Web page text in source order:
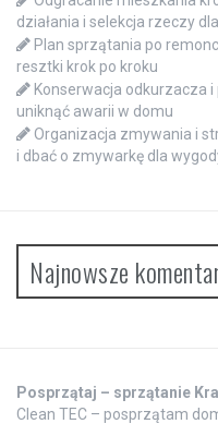
działania i selekcja rzeczy
Plan sprzątania po
resztki krok po kroku
Konserwacja odkurzacza
uniknąć awarii w domu
Organizacja zmywania i
i dbać o zmywarkę dla
Najnowsze
Posprzątaj – sprzątanie
Clean TEC – posprzątam